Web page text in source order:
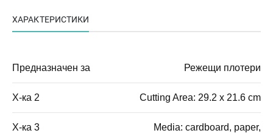
ХАРАКТЕРИСТИКИ
Предназначен за Режещи плотери
Х-ка 2 Cutting Area: 29.2 x 21.6 cm
Х-ка 3
Media: cardboard, paper,